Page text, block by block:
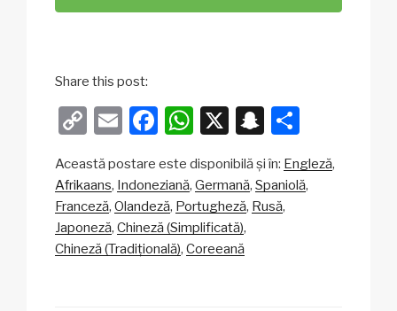
Share this post:
C
p
y
Li
n
E
ail
F
c
e
b
o
W
at
s
A
p
X
S
a
p
ta
Această postare este disponibilă și în: Engleză
Afrikaans Indoneziană Germană Spaniolă
Franceză Olandeză Portugheză Rusă
Japoneză Chineză (Simplificată)
Chineză (Tradițională) Coreeană